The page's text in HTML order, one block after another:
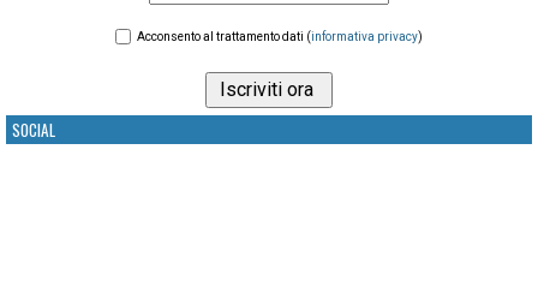
Acconsento al trattamento dati (informativa privacy)
SOCIAL